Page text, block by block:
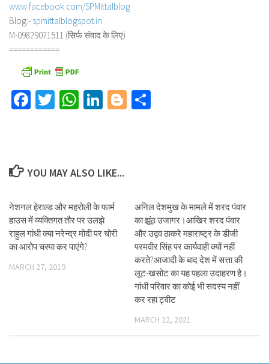
www.facebook.com/SPMittalblog
Blog:- spmittalblogspot.in
M-09829071511 (सिर्फ संवाद के लिए)
============
Facebook
TwitterWhatsApp
LinkedIn
Blogger
YOU MAY ALSO LIKE...
नेशनल हेराल्ड और महरोली के फार्म
हाउस में व्यक्तिगत तौर पर उलझे
राहुल गांधी क्या नरेन्द्र मोदी पर चोरी
का आरोप चस्पा कर पाएंगे?
MARCH 27, 2019
अनिल देशमुख के मामले में शरद पंवार
का झूंठ उजागर।आखिर शरद पंवार
और उद्वव ठाकरे महाराष्ट्र के डीजी
परमवीर सिंह पर कार्यवाही क्यों नहीं
करते?आजादी के बाद देश में सत्ता की
लूट-खसोट का यह पहला उदाहरण है।
गांधी परिवार का कोई भी सदस्य नहीं
कर रहा ट्वीट
MARCH 22, 2021